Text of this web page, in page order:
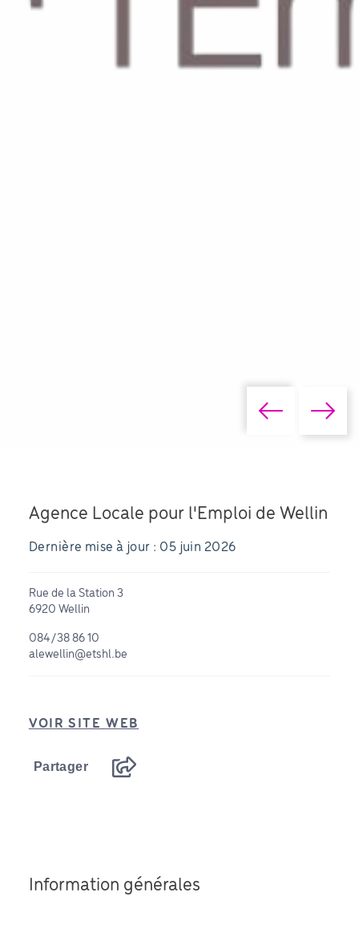
Agence Locale pour l'Emploi de Wellin
Dernière mise à jour : 05 juin 2026
Rue de la Station 3
6920 Wellin
084/38 86 10
alewellin@etshl.be
VOIR SITE WEB
Partager
Information générales